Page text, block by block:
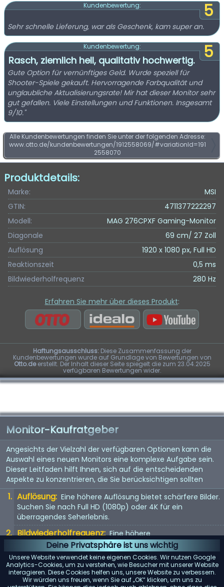
Deine Privatsphäre ist uns wichtig
Unsere Website verwendet keine eigenen Cookies. Wir nutzen Google
Analytics-Cookies, um zu verstehen, wie Besucher mit unserer Website
interagieren. Diese Cookies helfen uns, unsere Website zu verbessern.
Wir würden uns freuen, wenn Sie auf „OK“ klicken, um uns zu
5
Kundenbewertung:
Sehr schnelle Lieferung, war als Geschenk, kam super an.
5
Kundenbewertung:
Rasch, ziemlich hell, qualitativ hochwertig.
Gute Option für vernünftiges Geld. Wurde speziell für
Shooter-Spiele gekauft. Hervorragende Farbqualität und
unglaubliche Aktualisierungsrate! Mir hat dieser Monitor sehr
gut gefallen. Viele Einstellungen und Funktionen. Insgesamt
9/10."
Alle Kundenbewertungen finden Sie unter der folgenden Adresse:
www.otto.de/kundenbewertungen/1912558069/#variationId=191
2558070
Produktdetails:
Marke:
MSI
GTIN:
4711377222297
Modell:
MAG 276CPXF Gaming-Monitor
Diagonale
69 cm/ 27 Zoll
Auflösung
1920 x 1080 px, Full HD
Reaktionszeit
0,5 ms
Bildwiederholfrequenz
280 Hz
Erfahren Sie mehr über dieses Produkt:
Haftungsausschluss:Diese Zusammenfassung der
Kundenbewertungen wurde auf Grundlage von Bewertungen von
Otto.deerstellt. Der Inhalt dieser Seite spiegelt die zum 23.04.2025
verfügbaren Bewertungen wider.
Monitor-Kaufratgeber
Angesichts der Vielzahl der verfügbaren Optionen kann die
Auswahl eines neuen Monitors eine komplexe Aufgabe sein.
Dieser Leitfaden hilft Ihnen, sich auf die entscheidenden
Aspekte zu konzentrieren, die Sie berücksichtigen sollten
Auflösung: Eine höhere Auflösung bietet schärfere Bilder.
Suchen Sie nach Full HD (1080p) oder 4K für ein
überragendes Seherlebnis.
Bildwiederholfrequenz: Eine höhere
Bildwiederholfrequenz sorgt für flüssigere Bewegungen.
Ideal für Spiele, suchen Sie nach Monitoren mit einer
Bildwiederholfrequenz von mindestens 144 Hz.
Paneltyp: IPS-Panels bieten eine bessere